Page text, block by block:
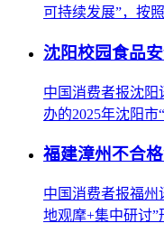
可持续发展”，按
沈阳校园食品
中国消费者报沈
办的2025年沈阳市
福建漳州不合
中国消费者报福州
地观摩+集中研讨”